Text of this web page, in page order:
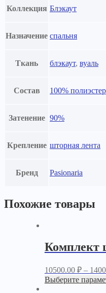
Коллекция Блэкаут
Назначение спальня
Ткань блэкаут, вуаль
Состав 100% полиэстер
Затенение 90%
Крепление шторная лента
Бренд Pasionaria
Похожие товары
Комплект
10500.00 ₽–
Выберите